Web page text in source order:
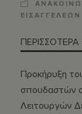
ΕΙΣΑΓΓΕΛΕΩΝ
ΠΕΡΙΣΣΟΤΕΡΑ
Προκήρυξη
σπουδαστών
Λειτουργών